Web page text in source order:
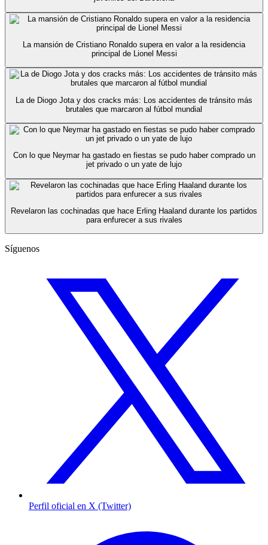
La mansión de Cristiano Ronaldo supera en valor a la residencia
principal de Lionel Messi
La de Diogo Jota y dos cracks más: Los accidentes de tránsito más
brutales que marcaron al fútbol mundial
Con lo que Neymar ha gastado en fiestas se pudo haber comprado un
jet privado o un yate de lujo
Revelaron las cochinadas que hace Erling Haaland durante los partidos
para enfurecer a sus rivales
Síguenos
Perfil oficial en X (Twitter)